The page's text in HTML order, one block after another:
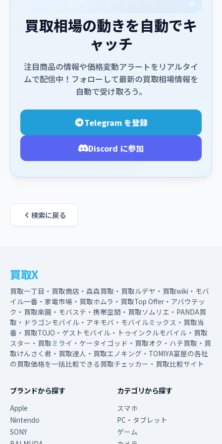
買取相場の動きを自動でキ
ャッチ
注目商品の情報や価格変動アラートをリアルタイ
ムで配信中！フォローして最新の買取相場情報を
自動で受け取ろう。
Telegram を登録
Discord に参加
検索に戻る
買取X
買取一丁目・買取商店・森森買取・買取ルデヤ・買取wiki・モバ
イル一番・家電市場・買取ホムラ・買取Top Offer・アバウテッ
ク・買取楽園・モバステ・携帯空間・買取ソムリエ・PANDA買
取・ドラゴンモバイル・アキモバ・モバイルミックス・買取当
番・買取TOJO・ゲストモバイル・トゥインクルモバイル・買取
スター・買取ミライ・ケータイゴッド・買取オク・ハチ買取・買
取けんさく君・買取達人・買取エノキング・TOMIYA富屋の各社
の買取価格を一括比較できる買取チェッカー・買取比較サイト
ブランドから探す
Apple
Nintendo
SONY
カテゴリから探す
スマホ
PC・タブレット
ゲーム